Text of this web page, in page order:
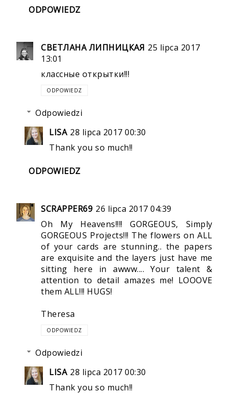
ODPOWIEDZ
СВЕТЛАНА ЛИПНИЦКАЯ 25 lipca 2017
13:01
классные открытки!!!
ODPOWIEDZ
Odpowiedzi
LISA 28 lipca 2017 00:30
Thank you so much!!
ODPOWIEDZ
SCRAPPER69 26 lipca 2017 04:39
Oh My Heavens!!!! GORGEOUS, Simply
GORGEOUS Projects!!! The flowers on ALL
of your cards are stunning.. the papers
are exquisite and the layers just have me
sitting here in awww.... Your talent &
attention to detail amazes me! LOOOVE
them ALL!!! HUGS!
Theresa
ODPOWIEDZ
Odpowiedzi
LISA 28 lipca 2017 00:30
Thank you so much!!